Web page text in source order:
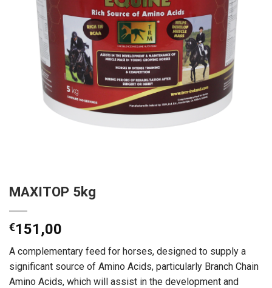
MAXITOP 5kg
€151,00
A complementary feed for horses, designed to supply a
significant source of Amino Acids, particularly Branch Chain
Amino Acids, which will assist in the development and